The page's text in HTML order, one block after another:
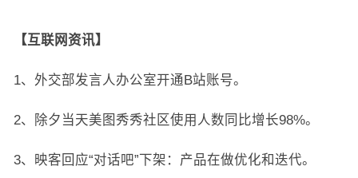
【互联网资讯】
1、外交部发言人办公室开通B站账号。
2、除夕当天美图秀秀社区使用人数同比增长98%。
3、映客回应“对话吧”下架：产品在做优化和迭代。